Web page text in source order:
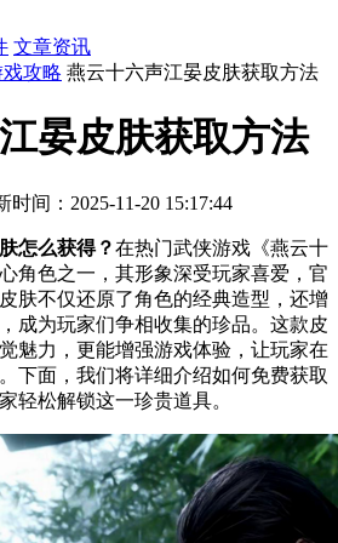
文章资讯
攻略 燕云十六声江晏皮肤获取方法
晏皮肤获取方法
时间：2025-11-20 15:17:44
怎么获得？在热门武侠游戏《燕云十
角色之一，其形象深受玩家喜爱，官
肤不仅还原了角色的经典造型，还增
成为玩家们争相收集的珍品。这款皮
魅力，更能增强游戏体验，让玩家在
下面，我们将详细介绍如何免费获取
轻松解锁这一珍贵道具。